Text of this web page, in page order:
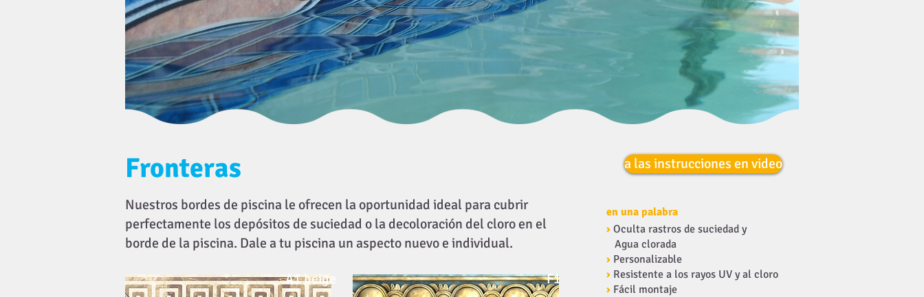
Fronteras
Nuestros bordes de piscina le ofrecen la oportunidad ideal para cubrir
perfectamente los depósitos de suciedad o la decoloración del cloro en el
borde de la piscina. Dale a tu piscina un aspecto nuevo e individual.
A1 beige F1
a las instrucciones en video
en una palabra
› Oculta rastros de suciedad y
Agua clorada
› Personalizable
› Resistente a los rayos UV y al cloro
› Fácil montaje